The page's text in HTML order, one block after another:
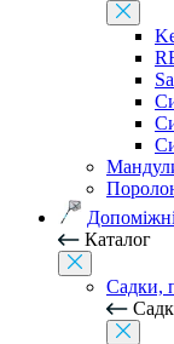
Каталог
Садки,